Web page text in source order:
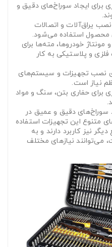
برای ایجاد سوراخ‌های دقیق و
یراق‌آلات و اتصالات
محصول استفاده می‌شود.
مونتاژ خودروها، مته‌ها برای
و پلاستیکی به کار
نصب تجهیزات و سیستم‌های
نیاز است.
برای حفاری بتن، سنگ و مواد
سوراخ‌های دقیق و عمیق در
متنوع این تجهیزات استفاده
نیز کاربرد دارند و به
می‌توانند نیازهای مختلف